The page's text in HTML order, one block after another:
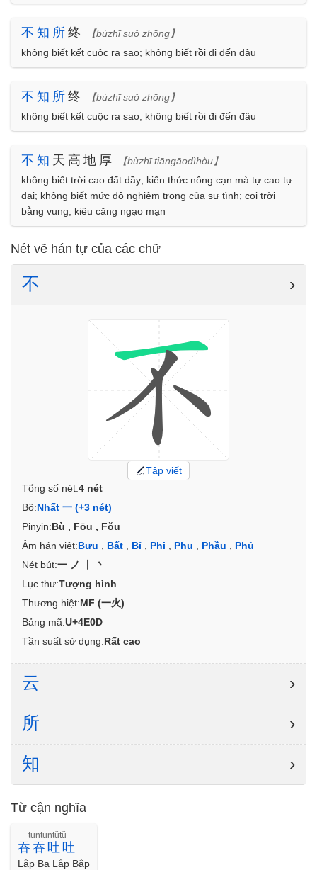
不 知 所 终
【bùzhī suǒ zhōng】
không biết kết cuộc ra sao; không biết rồi đi đến đâu
不 知 所 终
【bùzhī suǒ zhōng】
không biết kết cuộc ra sao; không biết rồi đi đến đâu
不 知 天高地厚
【bùzhī tiāngāodìhòu】
không biết trời cao đất dầy; kiến thức nông cạn mà tự cao tự
đại; không biết mức độ nghiêm trọng của sự tình; coi trời
bằng vung; kiêu căng ngạo mạn
Nét vẽ hán tự của các chữ
不 ›
Tập viết
Tổng số nét:4 nét
Bộ:Nhất 一 (+3 nét)
Pinyin:Bù , Fōu , Fǒu
Âm hán việt:Bưu Bất Bỉ Phi Phu Phầu
Phủ
Nét bút:一ノ丨丶
Lục thư:Tượng hình
Thương hiệt:MF (一火)
Bảng mã:U+4E0D
Tần suất sử dụng:Rất cao
云 ›
所 ›
知 ›
Từ cận nghĩa
吞吞吐吐
tūntūntǔtǔ
Lắp Ba Lắp Bắp